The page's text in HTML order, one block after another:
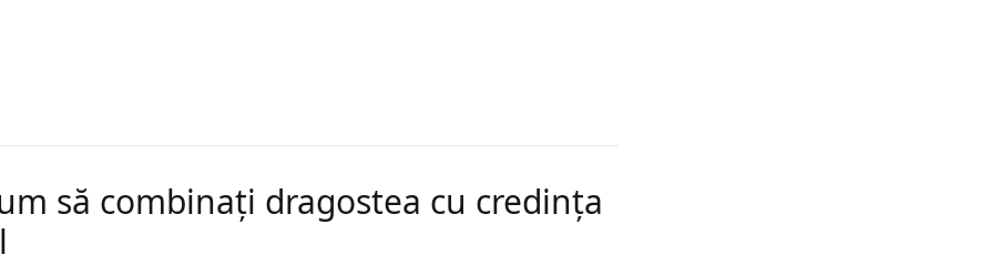
să combinați dragostea cu credința